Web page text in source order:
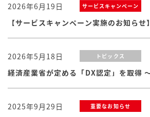
2026年6月19日 サービスキャンペーン
2026年5月18日 トピックス
2025年9月29日 重要なお知らせ